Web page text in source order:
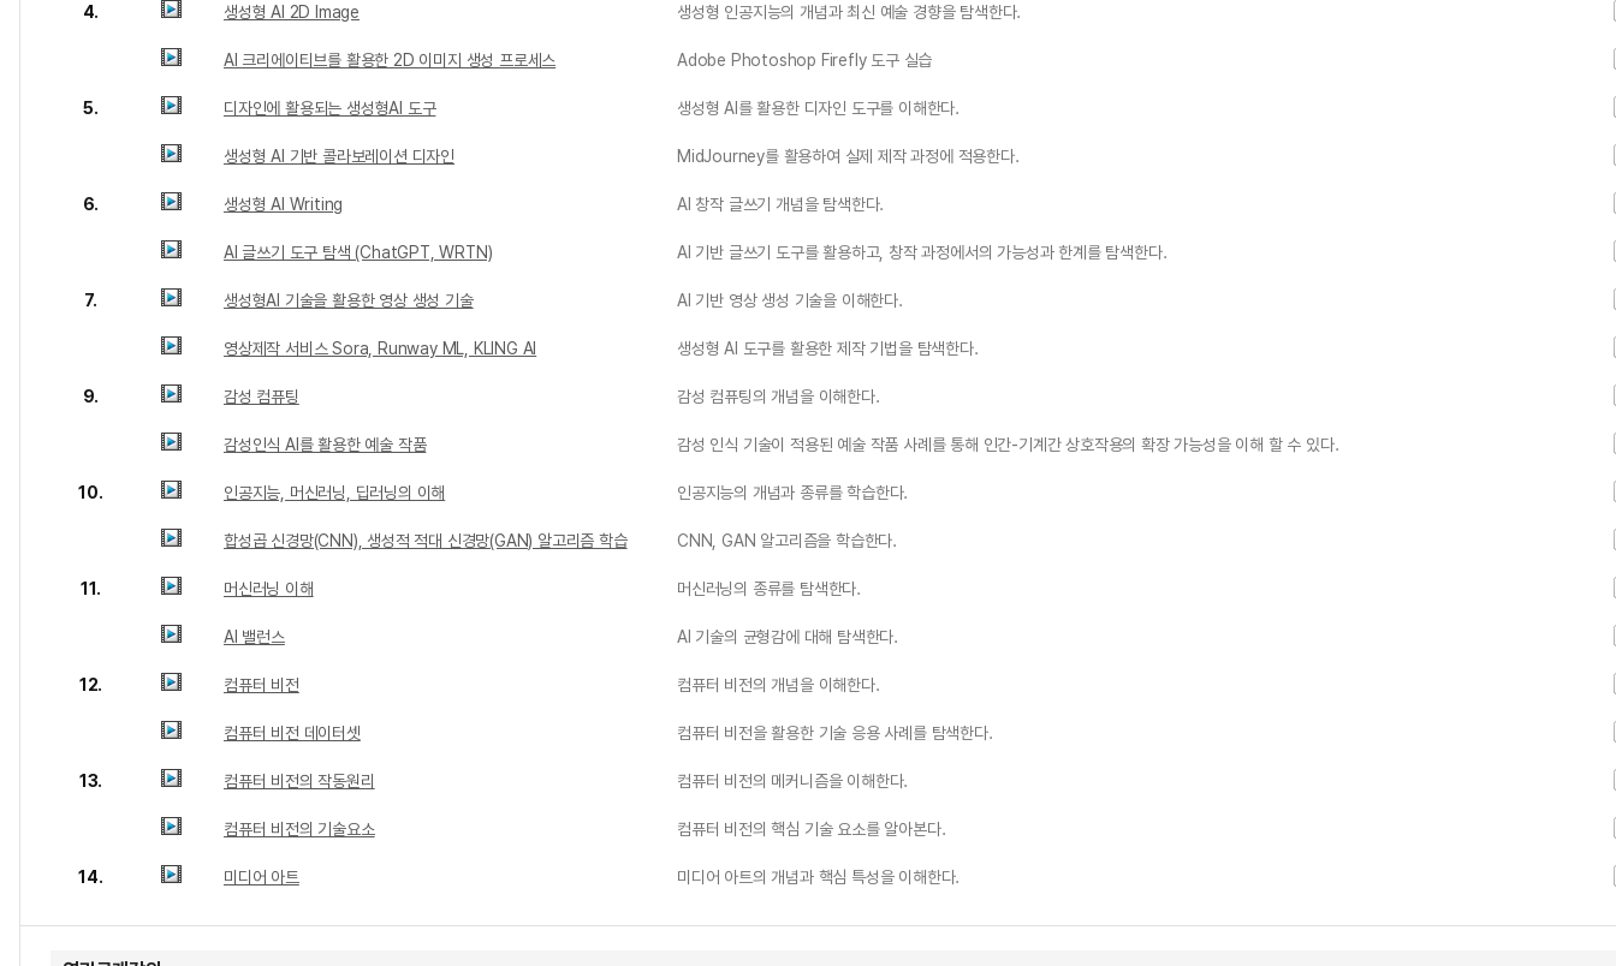
4. 생성형 AI 2D Image 생성형 인공지능의 개념과 최신 예술 경향을 탐색한다.
AI 크리에이티브를 활용한 2D 이미지 생성 프로세스 Adobe Photoshop Firefly 도구 실습
5. 디자인에 활용되는 생성형AI 도구 생성형 AI를 활용한 디자인 도구를 이해한다.
생성형 AI 기반 콜라보레이션 디자인 MidJourney를 활용하여 실제 제작 과정에 적용한다.
6. 생성형 AI Writing AI 창작 글쓰기 개념을 탐색한다.
AI 글쓰기 도구 탐색 (ChatGPT, WRTN) AI 기반 글쓰기 도구를 활용하고, 창작 과정에서의 가능성과 한계를 탐색한다.
7. 생성형AI 기술을 활용한 영상 생성 기술 AI 기반 영상 생성 기술을 이해한다.
영상제작 서비스 Sora, Runway ML, KLING AI 생성형 AI 도구를 활용한 제작 기법을 탐색한다.
9. 감성 컴퓨팅 감성 컴퓨팅의 개념을 이해한다.
감성인식 AI를 활용한 예술 작품 감성 인식 기술이 적용된 예술 작품 사례를 통해 인간-기계간 상호작용의 확장 가능성을 이해 할 수 있다.
10. 인공지능, 머신러닝, 딥러닝의 이해 인공지능의 개념과 종류를 학습한다.
합성곱 신경망(CNN), 생성적 적대 신경망(GAN) 알고리즘 학습 CNN, GAN 알고리즘을 학습한다.
11. 머신러닝 이해 머신러닝의 종류를 탐색한다.
AI 밸런스 AI 기술의 균형감에 대해 탐색한다.
12. 컴퓨터 비전 컴퓨터 비전의 개념을 이해한다.
컴퓨터 비전 데이터셋 컴퓨터 비전을 활용한 기술 응용 사례를 탐색한다.
13. 컴퓨터 비전의 작동원리 컴퓨터 비전의 메커니즘을 이해한다.
컴퓨터 비전의 기술요소 컴퓨터 비전의 핵심 기술 요소를 알아본다.
14. 미디어 아트 미디어 아트의 개념과 핵심 특성을 이해한다.